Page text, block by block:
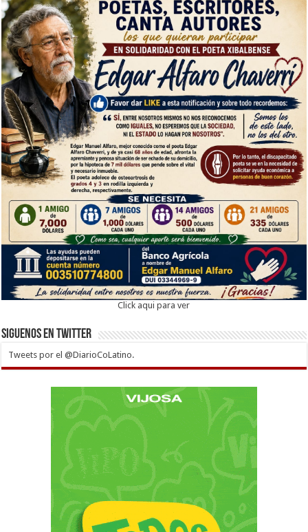
Click aqui para ver
Siguenos en twitter
Tweets por el @DiarioCoLatino.